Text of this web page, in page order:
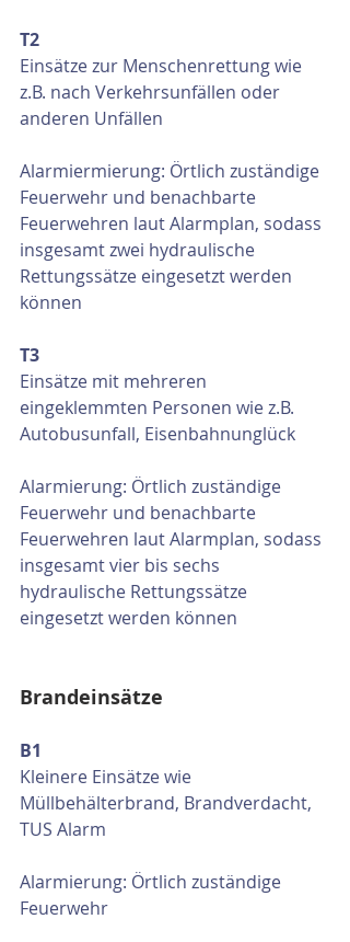
T2
Einsätze zur Menschenrettung wie
z.B. nach Verkehrsunfällen oder
anderen Unfällen
Alarmiermierung: Örtlich zuständige
Feuerwehr und benachbarte
Feuerwehren laut Alarmplan, sodass
insgesamt zwei hydraulische
Rettungssätze eingesetzt werden
können
T3
Einsätze mit mehreren
eingeklemmten Personen wie z.B.
Autobusunfall, Eisenbahnunglück
Alarmierung: Örtlich zuständige
Feuerwehr und benachbarte
Feuerwehren laut Alarmplan, sodass
insgesamt vier bis sechs
hydraulische Rettungssätze
eingesetzt werden können
Brandeinsätze
B1
Kleinere Einsätze wie
Müllbehälterbrand, Brandverdacht,
TUS Alarm
Alarmierung: Örtlich zuständige
Feuerwehr